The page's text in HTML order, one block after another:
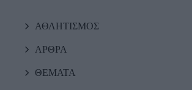
ΑΘΛΗΤΙΣΜΟΣ
ΑΡΘΡΑ
ΘΕΜΑΤΑ